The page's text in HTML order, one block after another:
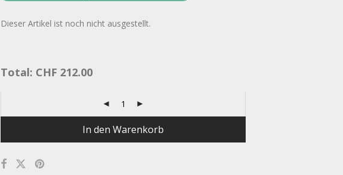
Dieser Artikel ist noch nicht ausgestellt.
Total: CHF 212.00
In den Warenkorb